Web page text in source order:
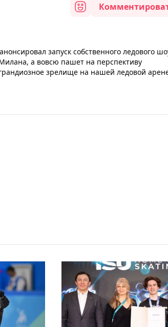
запуск собственного ледового
а вовсю пашет на перспективу
зрелище на нашей ледовой